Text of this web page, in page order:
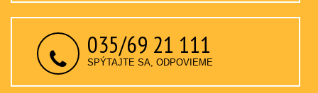
035/69 21 111
SPÝTAJTE SA, ODPOVIEME